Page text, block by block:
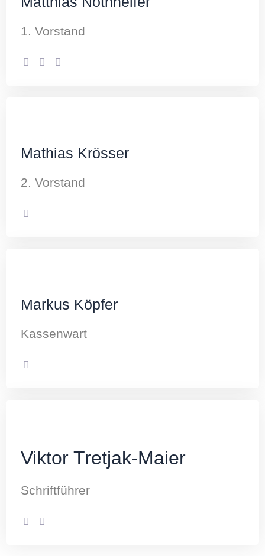
1. Vorstand
Mathias Krösser
2. Vorstand
Markus Köpfer
Kassenwart
Viktor Tretjak-Maier
Schriftführer